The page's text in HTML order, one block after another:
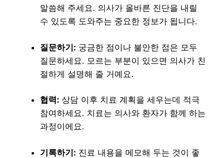
말씀해 주세요. 의사가 올바른 진단을 내릴
수 있도록 도와주는 중요한 정보가 됩니다.
질문하기: 궁금한 점이나 불안한 점은 모두
질문하세요. 모르는 부분이 있으면 의사가 친
절하게 설명해 줄 거예요.
협력: 상담 이후 치료 계획을 세우는데 적극
참여하세요. 치료는 의사와 환자가 함께 하는
과정이에요.
기록하기: 진료 내용을 메모해 두는 것이 좋